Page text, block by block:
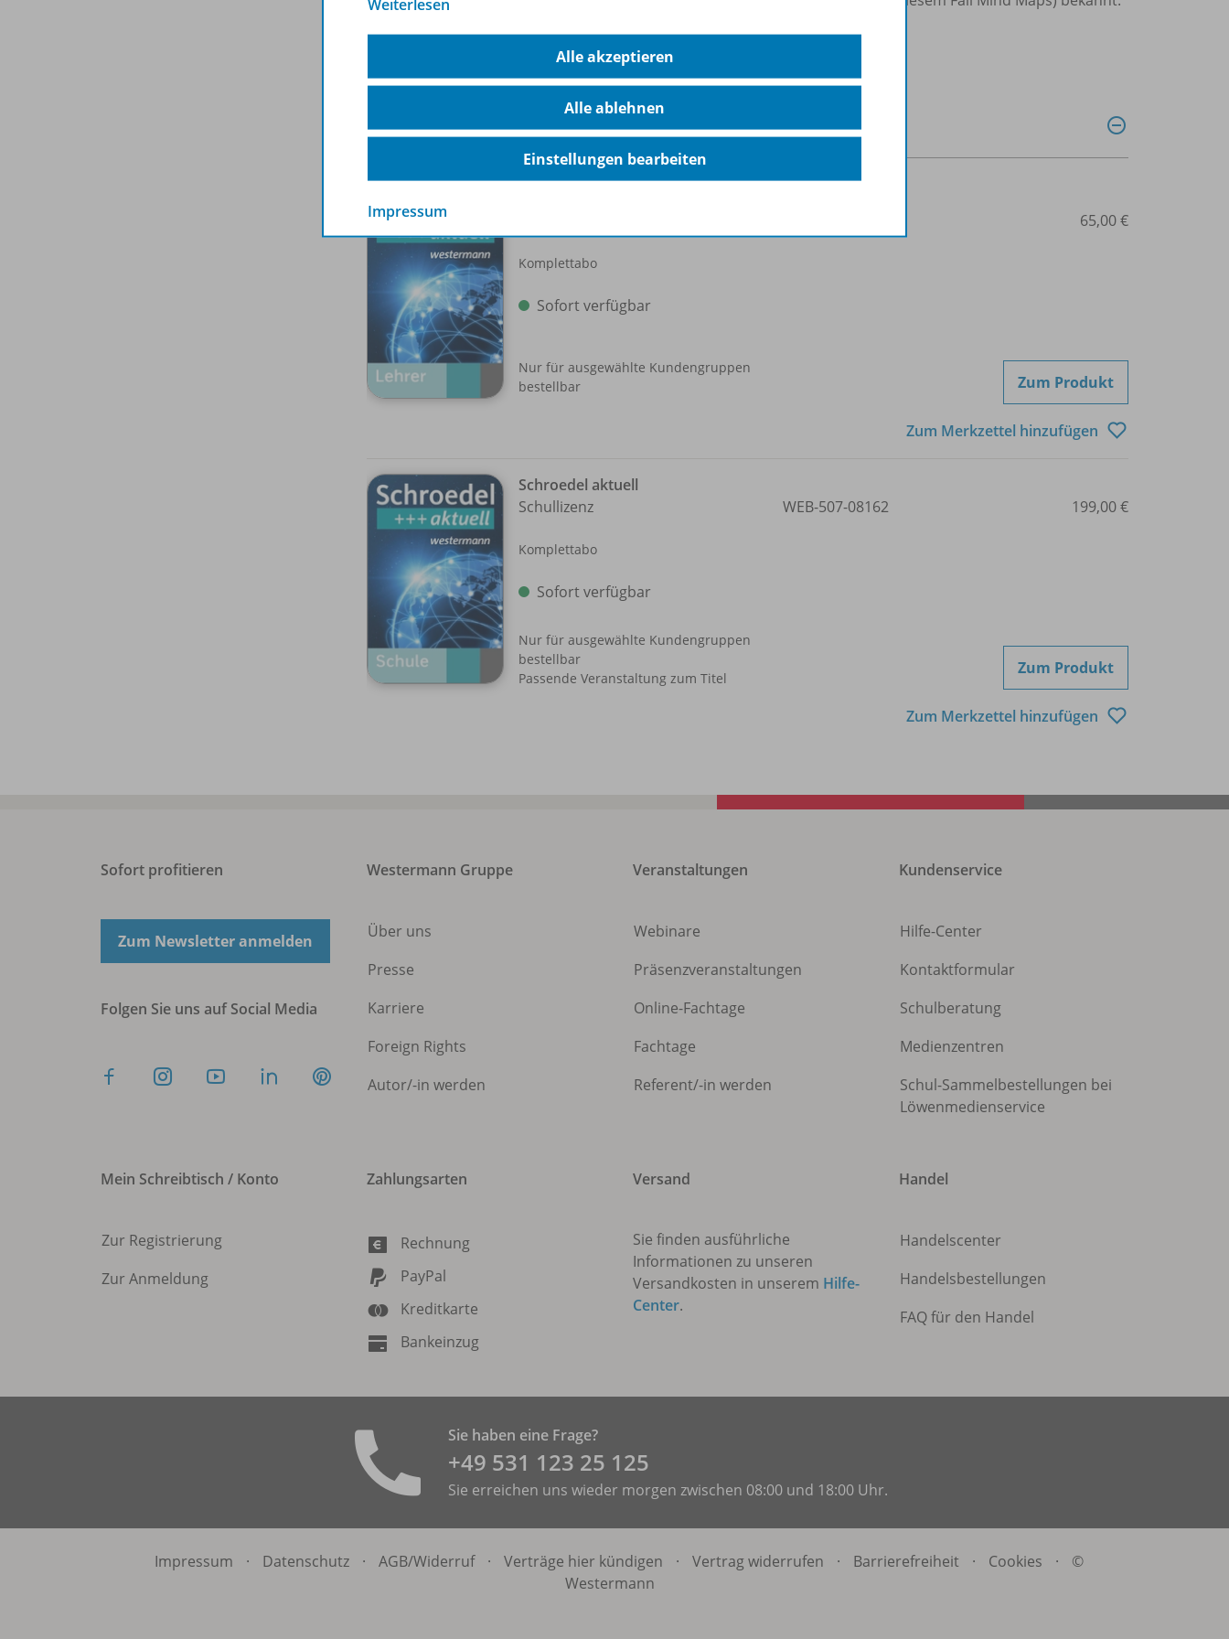
Spar-Pakete
Komplettabo
Sofort verfügbar
Nur für ausgewählte Kundengruppen
bestellbar
65,00 €
Zum Produkt
Zum Merkzettel hinzufügen
Schroedel aktuell
Schullizenz
Komplettabo
Sofort verfügbar
Nur für ausgewählte Kundengruppen
bestellbar
Passende Veranstaltung zum Titel
WEB-507-08162 199,00 €
Zum Produkt
Zum Merkzettel hinzufügen
Sofort profitieren
Zum Newsletter anmelden
Folgen Sie uns auf Social Media
Westermann Gruppe
Über uns
Presse
Karriere
Foreign Rights
Autor/-in werden
Veranstaltungen
Webinare
Präsenzveranstaltungen
Online-Fachtage
Fachtage
Referent/-in werden
Kundenservice
Hilfe-Center
Kontaktformular
Schulberatung
Medienzentren
Schul-Sammelbestellungen bei
Löwenmedienservice
Mein Schreibtisch / Konto
Zur Registrierung
Zur Anmeldung
Zahlungsarten
Rechnung
PayPal
Kreditkarte
Bankeinzug
Versand
Sie finden ausführliche
Informationen zu unseren
Versandkosten in unserem Hilfe-
Center.
Handel
Handelscenter
Handelsbestellungen
FAQ für den Handel
Sie haben eine Frage?
+49 531 ­123 25 125
Sie erreichen uns wieder morgen zwischen 08:00 und 18:00 Uhr.
Impressum · Datenschutz · AGB/Widerruf · Verträge hier kündigen · Vertrag widerrufen · Barrierefreiheit · Cookies ·
©
Westermann
Weiterlesen
Alle akzeptieren
Alle ablehnen
Einstellungen bearbeiten
Impressum